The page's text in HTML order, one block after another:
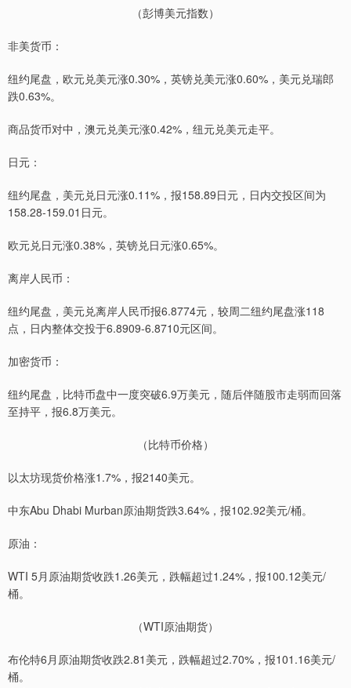
（彭博美元指数）
非美货币：
纽约尾盘，欧元兑美元涨0.30%，英镑兑美元涨0.60%，美元兑瑞郎
跌0.63%。
商品货币对中，澳元兑美元涨0.42%，纽元兑美元走平。
日元：
纽约尾盘，美元兑日元涨0.11%，报158.89日元，日内交投区间为
158.28-159.01日元。
欧元兑日元涨0.38%，英镑兑日元涨0.65%。
离岸人民币：
纽约尾盘，美元兑离岸人民币报6.8774元，较周二纽约尾盘涨118
点，日内整体交投于6.8909-6.8710元区间。
加密货币：
纽约尾盘，比特币盘中一度突破6.9万美元，随后伴随股市走弱而回落
至持平，报6.8万美元。
（比特币价格）
以太坊现货价格涨1.7%，报2140美元。
中东Abu Dhabi Murban原油期货跌3.64%，报102.92美元/桶。
原油：
WTI 5月原油期货收跌1.26美元，跌幅超过1.24%，报100.12美元/
桶。
（WTI原油期货）
布伦特6月原油期货收跌2.81美元，跌幅超过2.70%，报101.16美元/
桶。